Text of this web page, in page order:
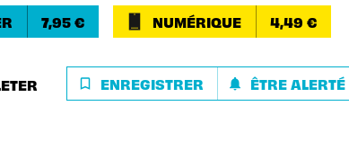
7,95 € NUMÉRIQUE 4,49 €
bookmark_border ENREGISTRER notifications ÊTRE ALERTÉ